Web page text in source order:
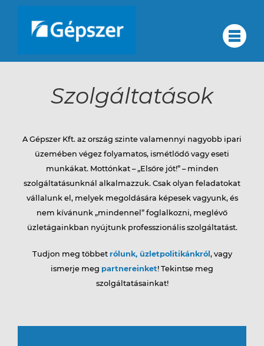
content
#
Minőségirányítás
Szolgáltatások
Partnerek
Karrier
RU
Rólunk
Szolgáltatások
Szolgáltatások
A Gépszer Kft. az ország szinte valamennyi nagyobb ipari
üzemében végez folyamatos, ismétlődő vagy eseti
munkákat. Mottónkat – „Elsőre jót!” – minden
szolgáltatásunknál alkalmazzuk. Csak olyan feladatokat
vállalunk el, melyek megoldására képesek vagyunk, és
nem kívánunk „mindennel” foglalkozni, meglévő
üzletágainkban nyújtunk professzionális szolgáltatást.
Tudjon meg többet rólunk, üzletpolitikánkról , vagy
ismerje meg partnereinket! Tekintse meg
szolgáltatásainkat!